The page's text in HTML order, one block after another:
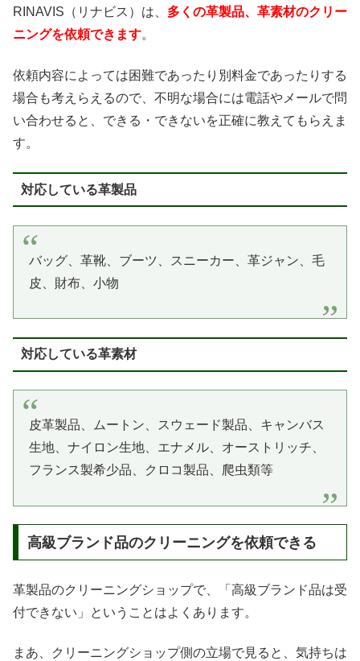
RINAVIS（リナビス）は、 多くの革製品、革素材のクリー
ニングを依頼できます。
依頼内容によっては困難であったり別料金であったりする
場合も考えらえるので、不明な場合には電話やメールで問
い合わせると、できる・できないを正確に教えてもらえま
す。
対応している革製品
バッグ、革靴、ブーツ、スニーカー、革ジャン、毛
皮、財布、小物
対応している革素材
皮革製品、ムートン、スウェード製品、キャンバス
生地、ナイロン生地、エナメル、オーストリッチ、
フランス製希少品、クロコ製品、爬虫類等
高級ブランド品のクリーニングを依頼できる
革製品のクリーニングショップで、「高級ブランド品は受
付できない」ということはよくあります。
まあ、クリーニングショップ側の立場で見ると、気持ちは